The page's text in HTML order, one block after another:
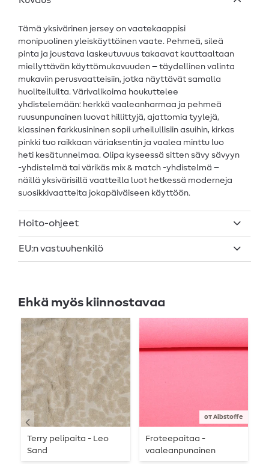
Tämä yksivärinen jersey on vaatekaappisi
monipuolinen yleiskäyttöinen vaate. Pehmeä, sileä
pinta ja joustava laskeutuvuus takaavat kauttaaltaan
miellyttävän käyttömukavuuden – täydellinen valinta
mukaviin perusvaatteisiin, jotka näyttävät samalla
huolitelluilta. Värivalikoima houkuttelee
yhdistelemään: herkkä vaaleanharmaa ja pehmeä
ruusunpunainen luovat hillittyjä, ajattomia tyylejä,
klassinen farkkusininen sopii urheilullisiin asuihin, kirkas
pinkki tuo raikkaan väriaksentin ja vaalea minttu luo
heti kesätunnelmaa. Olipa kyseessä sitten sävy sävyyn
-yhdistelmä tai värikäs mix & match -yhdistelmä –
näillä yksivärisillä vaatteilla luot hetkessä moderneja
suosikkivaatteita jokapäiväiseen käyttöön.
Hoito-ohjeet
EU:n vastuuhenkilö
Ehkä myös kiinnostavaa
Terry pelipaita - Leo
Sand
от Albstoffe
Froteepaitaa -
vaaleanpunainen